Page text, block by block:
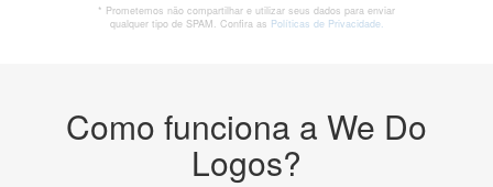
* Prometemos não compartilhar e utilizar seus dados para enviar
qualquer tipo de SPAM. Confira as Políticas de Privacidade.
Como funciona a We Do
Logos?